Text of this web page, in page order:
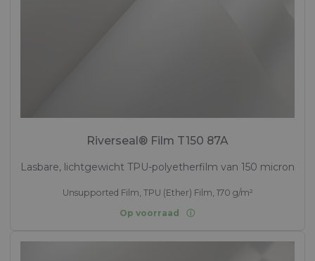
Riverseal® Film T150 87A
Lasbare, lichtgewicht TPU-polyetherfilm van 150 micron
Unsupported Film, TPU (Ether) Film, 170 g/m²
Op voorraad